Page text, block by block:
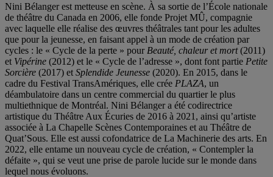
Nini Bélanger est metteuse en scène. À sa sortie de l’École nationale
de théâtre du Canada en 2006, elle fonde Projet MÛ, compagnie
avec laquelle elle réalise des œuvres théâtrales tant pour les adultes
que pour la jeunesse, en faisant appel à un mode de création par
cycles : le « Cycle de la perte » pour Beauté, chaleur et mort(2011)
et Vipérine (2012) et le « Cycle de l’adresse », dont font partie Petite
Sorcière (2017) et Splendide Jeunesse (2020). En 2015, dans le
cadre du Festival TransAmériques, elle crée PLAZA, un
déambulatoire dans un centre commercial du quartier le plus
multiethnique de Montréal. Nini Bélanger a été codirectrice
artistique du Théâtre Aux Écuries de 2016 à 2021, ainsi qu’artiste
associée à La Chapelle Scènes Contemporaines et au Théâtre de
Quat’Sous. Elle est aussi cofondatrice de La Machinerie des arts. En
2022, elle entame un nouveau cycle de création, « Contempler la
défaite », qui se veut une prise de parole lucide sur le monde dans
lequel nous évoluons.